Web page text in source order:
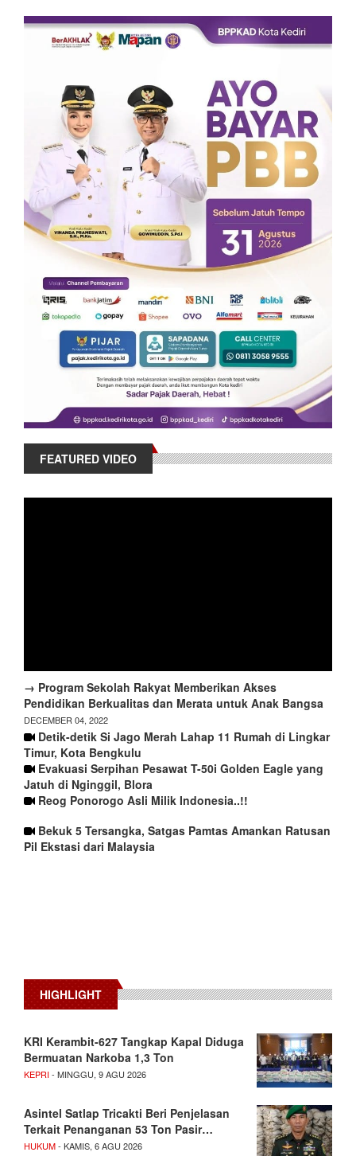
FEATURED VIDEO
→ Program Sekolah Rakyat Memberikan Akses
Pendidikan Berkualitas dan Merata untuk Anak Bangsa
DECEMBER 04, 2022
Detik-detik Si Jago Merah Lahap 11 Rumah di Lingkar
Timur, Kota Bengkulu
Evakuasi Serpihan Pesawat T-50i Golden Eagle yang
Jatuh di Nginggil, Blora
Reog Ponorogo Asli Milik Indonesia..!!
Bekuk 5 Tersangka, Satgas Pamtas Amankan Ratusan
Pil Ekstasi dari Malaysia
HIGHLIGHT
KRI Kerambit-627 Tangkap Kapal Diduga
Bermuatan Narkoba 1,3 Ton
KEPRI- MINGGU, 9 AGU 2026
Asintel Satlap Tricakti Beri Penjelasan
Terkait Penanganan 53 Ton Pasir…
HUKUM- KAMIS, 6 AGU 2026